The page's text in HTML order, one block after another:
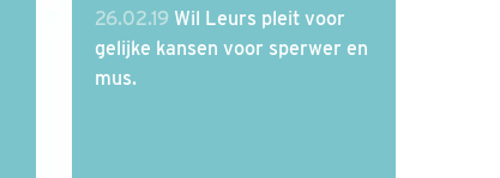
26.02.19 Wil Leurs pleit voor
gelijke kansen voor sperwer en
mus.